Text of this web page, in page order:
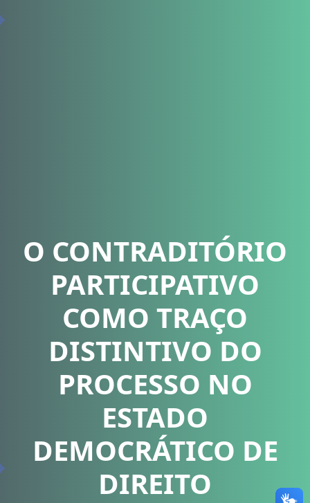
O CONTRADITÓRIO
PARTICIPATIVO
COMO TRAÇO
DISTINTIVO DO
PROCESSO NO
ESTADO
DEMOCRÁTICO DE
DIREITO